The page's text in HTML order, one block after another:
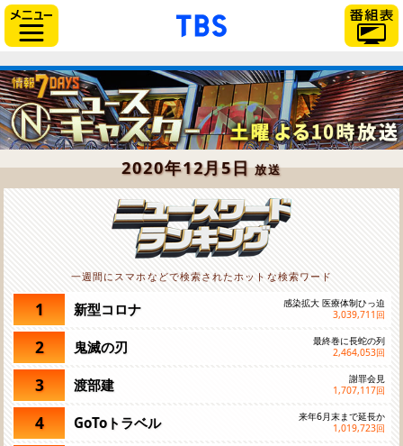
「TBSテレビ」トップペー
2020年12月5日放送
一週間にスマホなどで検索されたホットな検索ワード
1 新型コロナ
感染拡大 医療体制ひっ迫
3,039,711 回
2 鬼滅の刃
最終巻に長蛇の列
2,464,053回
3 渡部建
謝罪会見
1,707,117回
4 GoToトラベル
来年6月末まで延長か
1,019,723回